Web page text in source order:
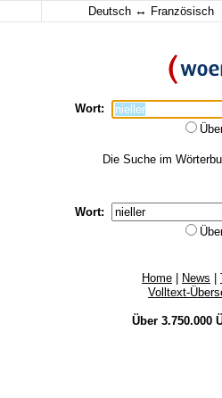
Deutsch ↔ Französisch
Wort:
Die Suche im
Wort:
Home News
Volltext-
Über 3.750.000